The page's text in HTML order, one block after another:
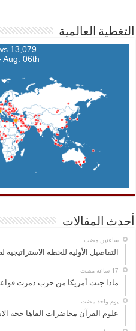
التغطية العالمية
13,079 Pageviews
Aug. 06th
أحدث المقالات
‏ساعتين مضت
التفاصيل الأولية للخطة
ماذا جنت أمريكا من حرب دمرت
‏يوم واحد مضت
علوم القرآن محاضرات القاها حجة